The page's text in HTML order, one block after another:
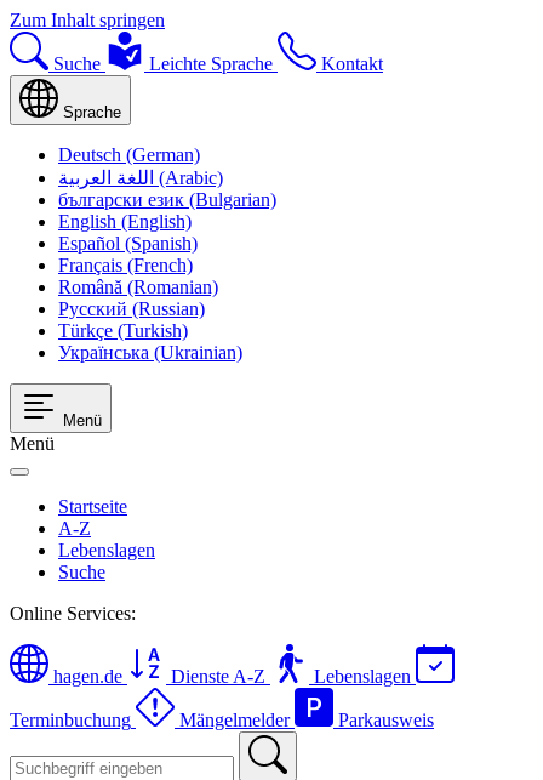
Zum Inhalt springen
Suche Leichte Sprache Kontakt
Sprache
Deutsch (German)
اللغة العربية (Arabic)
български език (Bulgarian)
English (English)
Español (Spanish)
Français (French)
Română (Romanian)
Русский (Russian)
Türkçe (Turkish)
Українська (Ukrainian)
Menü
Menü
Startseite
A-Z
Lebenslagen
Suche
Online Services:
hagen.de Dienste A-Z Lebenslagen
Terminbuchung Mängelmelder Parkausweis